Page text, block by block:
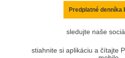
Predplatné denníka
sledujte naše
stiahnite si aplikáciu a čítajte